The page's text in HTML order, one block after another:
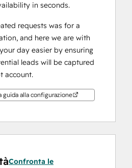
in seconds.
requests was for a
and here we are with
day easier by ensuring
leads will be captured
account.
guida alla configurazione
Confronta le